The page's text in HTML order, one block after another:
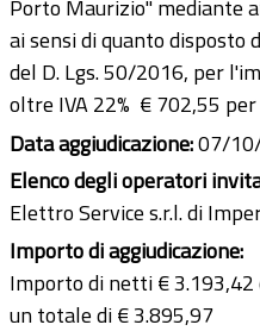
Porto Maurizio" mediante
ai sensi di quanto disposto
del D. Lgs. 50/2016, per
oltre IVA 22% € 702,55
Data aggiudicazione:07/
Elenco degli operatori
Elettro Service s.r.l. di
Importo di aggiudicazione:
Importo di netti €
un totale di € 3.895,97